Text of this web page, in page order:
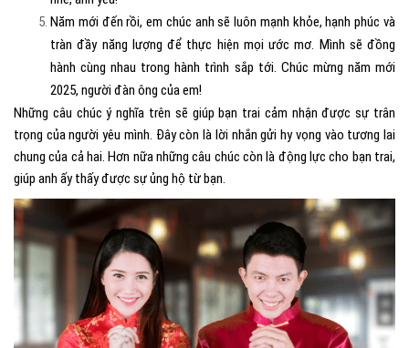
Năm mới đến rồi, em chúc anh sẽ luôn mạnh khỏe, hạnh phúc và
tràn đầy năng lượng để thực hiện mọi ước mơ. Mình sẽ đồng
hành cùng nhau trong hành trình sắp tới. Chúc mừng năm mới
2025, người đàn ông của em!
Những câu chúc ý nghĩa trên sẽ giúp bạn trai cảm nhận được sự trân
trọng của người yêu mình. Đây còn là lời nhắn gửi hy vọng vào tương lai
chung của cả hai. Hơn nữa những câu chúc còn là động lực cho bạn trai,
giúp anh ấy thấy được sự ủng hộ từ bạn.